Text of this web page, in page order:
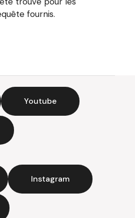
fournis.
Youtube
Instagram